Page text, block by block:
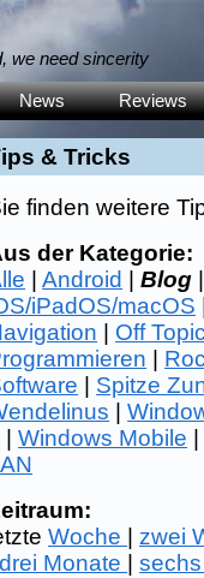
we need sincerity
News Reviews
& Tricks
finden weitere
der Kategorie:
|Android |Blog
iPadOS/macOS
Off
Spitze
|
|Windows Mobile
Woche
zwei
drei Monate |